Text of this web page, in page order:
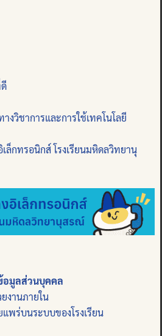
งวิชาการและการใช้เทคโนโลยี
ล็กทรอนิกส์ โรงเรียนมหิดลวิทยานุ
อมูลส่วนบุคคล
งานภายใน
พร่บนระบบของโรงเรียน